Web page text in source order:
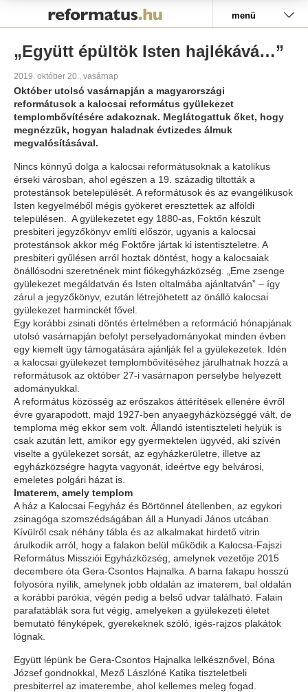
menü
„Együtt épültök Isten hajlékává…”
2019. október 20., vasárnap
Október utolsó vasárnapján a magyarországi
reformátusok a kalocsai református gyülekezet
templombővítésére adakoznak. Meglátogattuk őket, hogy
megnézzük, hogyan haladnak évtizedes álmuk
megvalósításával.
Nincs könnyű dolga a kalocsai reformátusoknak a katolikus
érseki városban, ahol egészen a 19. századig tiltották a
protestánsok betelepülését. A reformátusok és az evangélikusok
Isten kegyelméből mégis gyökeret eresztettek az alföldi
településen. A gyülekezetet egy 1880-as, Foktőn készült
presbiteri jegyzőkönyv említi először, ugyanis a kalocsai
protestánsok akkor még Foktőre jártak ki istentiszteletre. A
presbiteri gyűlésen arról hoztak döntést, hogy a kalocsaiak
önállósodni szeretnének mint fiókegyházközség. „Eme zsenge
gyülekezet megáldatván és Isten oltalmába ajánltatván” – így
zárul a jegyzőkönyv, ezután létrejöhetett az önálló kalocsai
gyülekezet harminckét fővel.
Egy korábbi zsinati döntés értelmében a reformáció hónapjának
utolsó vasárnapján befolyt perselyadományokat minden évben
egy kiemelt ügy támogatására ajánlják fel a gyülekezetek. Idén
a kalocsai gyülekezet templombővítéséhez járulhatnak hozzá a
reformátusok az október 27-i vasárnapon perselybe helyezett
adományukkal.
A református közösség az erőszakos áttérítések ellenére évről
évre gyarapodott, majd 1927-ben anyaegyházközséggé vált, de
temploma még ekkor sem volt. Állandó istentiszteleti helyük is
csak azután lett, amikor egy gyermektelen ügyvéd, aki szívén
viselte a gyülekezet sorsát, az egyházkerületre, illetve az
egyházközségre hagyta vagyonát, ideértve egy belvárosi,
emeletes polgári házat is.
Imaterem, amely templom
A ház a Kalocsai Fegyház és Börtönnel átellenben, az egykori
zsinagóga szomszédságában áll a Hunyadi János utcában.
Kívülről csak néhány tábla és az alkalmakat hirdető vitrin
árulkodik arról, hogy a falakon belül működik a Kalocsa-Fajszi
Református Missziói Egyházközség, amelynek vezetője 2015
decembere óta Gera-Csontos Hajnalka. A barna fakapu hosszú
folyosóra nyílik, amelynek jobb oldalán az imaterem, bal oldalán
a korábbi parókia, végén pedig a belső udvar található. Falain
parafatáblák sora fut végig, amelyeken a gyülekezeti életet
bemutató fényképek, gyerekeknek szóló, igés-rajzos plakátok
lógnak.
Együtt lépünk be Gera-Csontos Hajnalka lelkésznővel, Bóna
József gondnokkal, Mező Lászlóné Katika tiszteletbeli
presbiterrel az imaterembe, ahol kellemes meleg fogad.